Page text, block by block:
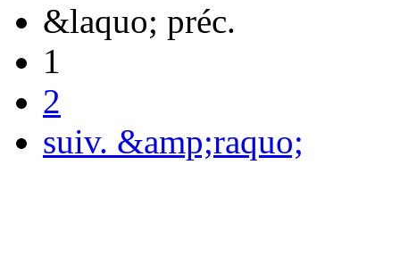
&laquo; préc.
1
2
suiv. &amp;raquo;